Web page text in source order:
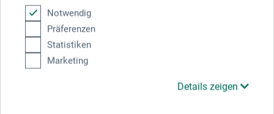
Notwendig
Präferenzen
Statistiken
Marketing
Details zeigen
Hersteller-Kontakt